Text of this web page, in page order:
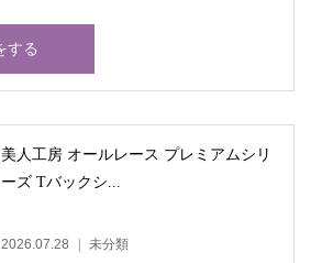
美人工房 オールレース プレミアムシリ
ーズ Tバックシ...
2026.07.28 未分類